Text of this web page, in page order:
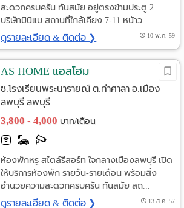
สะดวกครบครัน ทันสมัย อยู่ตรงข้ามประตู 2
บริษัทมินิแบ สถานที่ใกล้เคียง 7-11 หน้าว...
ดูรายละเอียด & ติดต่อ ❯ 10 พ.ค. 59
AS HOME แอสโฮม
ซ.โรงเรียนพระนารายณ์ ต.ท่าศาลา อ.เมือง
ลพบุรี ลพบุรี
3,800 - 4,000 บาท/เดือน
ห้องพักหรู สไตล์รีสอร์ท ใจกลางเมืองลพบุรี เปิด
ให้บริการห้องพัก รายวัน-รายเดือน พร้อมสิ่ง
อำนวยความสะดวกครบครัน ทันสมัย สถ...
ดูรายละเอียด & ติดต่อ ❯ 13 ส.ค. 57